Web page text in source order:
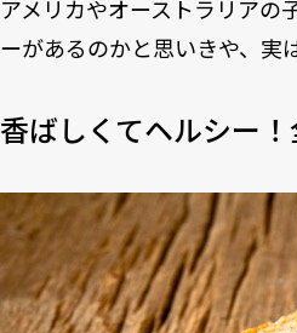
アメリカやオーストラリアの
ーがあるのかと思いきや、実
香ばしくてヘルシー